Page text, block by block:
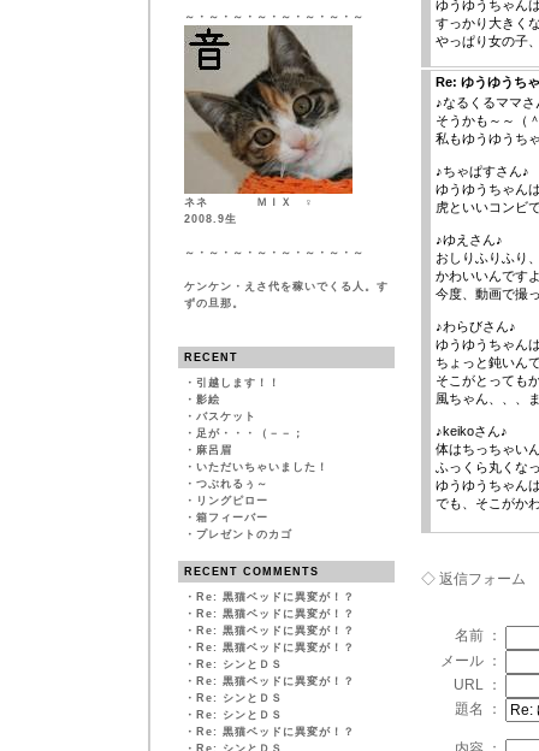
～・～・～・～・～・～・～・～
ネネ ＭＩＸ ♀
2008.9生
～・～・～・～・～・～・～・～
ケンケン・えさ代を稼いでくる人。す
ずの旦那。
RECENT
・ 引越します！！
・ 影絵
・ バスケット
・ 足が・・・（－－；
・ 麻呂眉
・ いただいちゃいました！
・ つぶれるぅ～
・ リングピロー
・ 箱フィーバー
・ プレゼントのカゴ
RECENT COMMENTS
・ Re: 黒猫ベッドに異変が！？
・ Re: 黒猫ベッドに異変が！？
・ Re: 黒猫ベッドに異変が！？
・ Re: 黒猫ベッドに異変が！？
・ Re: シンとＤＳ
・ Re: 黒猫ベッドに異変が！？
・ Re: シンとＤＳ
・ Re: シンとＤＳ
・ Re: 黒猫ベッドに異変が！？
・ Re: シンとＤＳ
ゆうゆうちゃん
すっかり大きく
やっぱり女の子
Re: ゆうゆうち
♪なるくるママさ
そうかも～～（
私もゆうゆうち
♪ちゃぱすさん♪
ゆうゆうちゃん
虎といいコンビ
♪ゆえさん♪
おしりふりふり
かわいいんです
今度、動画で撮
♪わらびさん♪
ゆうゆうちゃん
ちょっと鈍いん
そこがとっても
風ちゃん、、、
♪keikoさん♪
体はちっちゃい
ふっくら丸くな
ゆうゆうちゃん
でも、そこがか
◇ 返信フォーム
名前 ：
メール ：
URL ：
題名 ：